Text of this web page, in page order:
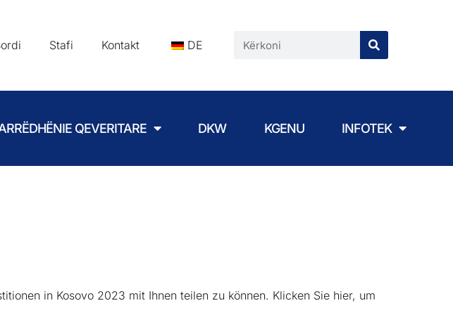
Stafi Kontakt DE
QEVERITARE DKW KGENU INFOTEK
in Kosovo 2023 mit Ihnen teilen zu können. Klicken Sie hier, um